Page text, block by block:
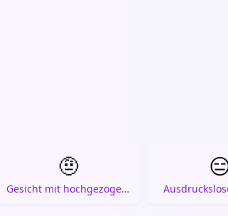
🤨
Gesicht mit hochgezogener Augenbraue